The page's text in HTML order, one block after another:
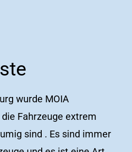
wurde MOIA
Fahrzeuge extrem
sind . Es sind immer